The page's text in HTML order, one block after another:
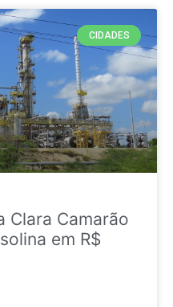
CIDADES
Clara Camarão
em R$